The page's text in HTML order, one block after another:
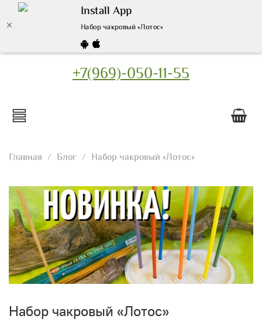
Install App
Набор чакровый «Лотос»
+7(969)-050-11-55
Главная Блог Набор чакровый «Лотос»
Набор чакровый «Лотос»